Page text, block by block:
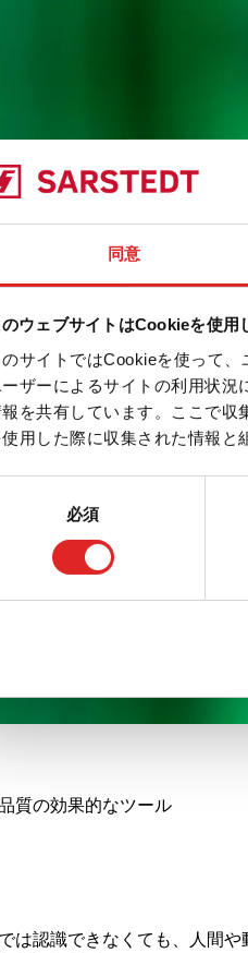
同意
のウェブサイトはCookieを使用
のサイトではCookieを使って
ザーによるサイトの利用状況
を共有しています。ここで収
使用した際に収集された情報と
必須
質の効果的なツール
は認識できなくても、人間